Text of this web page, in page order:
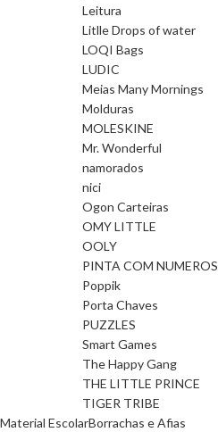
Leitura
Litlle Drops of water
LOQI Bags
LUDIC
Meias Many Mornings
Molduras
MOLESKINE
Mr. Wonderful
namorados
nici
Ogon Carteiras
OMY LITTLE
OOLY
PINTA COM NUMEROS
Poppik
Porta Chaves
PUZZLES
Smart Games
The Happy Gang
THE LITTLE PRINCE
TIGER TRIBE
Material EscolarBorrachas e Afias